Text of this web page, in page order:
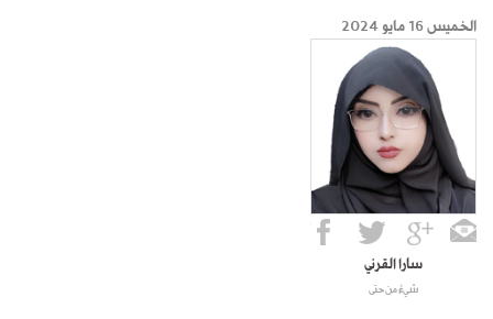
الخميس 16 مايو 2024
سارا القرني
شيءٌ من حتى